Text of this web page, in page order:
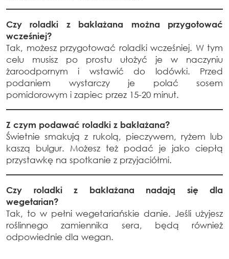
Czy roladki z bakłażana można przygotować
wcześniej?
Tak, możesz przygotować roladki wcześniej. W tym
celu musisz po prostu ułożyć je w naczyniu
żaroodpornym i wstawić do lodówki. Przed
podaniem wystarczy je polać sosem
pomidorowym i zapiec przez 15-20 minut.
Z czym podawać roladki z bakłażana?
Świetnie smakują z rukolą, pieczywem, ryżem lub
kaszą bulgur. Możesz też podać je jako ciepłą
przystawkę na spotkanie z przyjaciółmi.
Czy roladki z bakłażana nadają się dla
wegetarian?
Tak, to w pełni wegetariańskie danie. Jeśli użyjesz
roślinnego zamiennika sera, będą również
odpowiednie dla wegan.